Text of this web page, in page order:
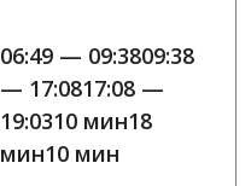
06:49 — 09:3809:38
— 17:0817:08 —
19:0310 мин18
мин10 мин